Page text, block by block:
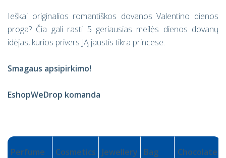
Ieškai originalios romantiškos dovanos Valentino dienos
proga? Čia gali rasti 5 geriausias meilės dienos dovanų
idėjas, kurios privers JĄ jaustis tikra princese.
Smagaus apsipirkimo!
EshopWeDrop komanda
Perfume Cosmetics Jewellery Bag Chocolate